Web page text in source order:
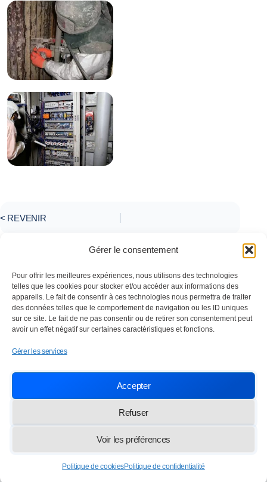
Gérer le consentement
Pour offrir les meilleures expériences, nous utilisons des technologies
telles que les cookies pour stocker et/ou accéder aux informations des
appareils. Le fait de consentir à ces technologies nous permettra de traiter
des données telles que le comportement de navigation ou les ID uniques
sur ce site. Le fait de ne pas consentir ou de retirer son consentement peut
avoir un effet négatif sur certaines caractéristiques et fonctions.
Gérer les services
Accepter
Refuser
Voir les préférences
Politique de cookiesPolitique de confidentialité
< REVENIR
SOC TRAVAUX ENTRETIEN NETTOYAGE
info@lasten.fr 01 64 36 48 20
© 2026 STEN — Tous droits réservés